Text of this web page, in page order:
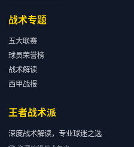
战术专题
五大联赛
球员荣誉榜
战术解读
西甲战报
王者战术派
深度战术解读，专业球迷之选